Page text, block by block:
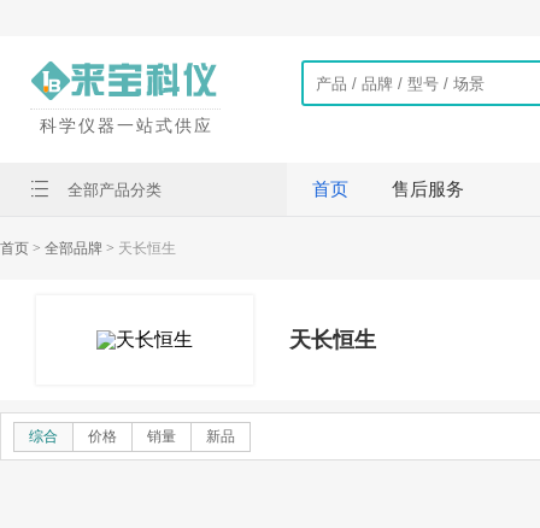
科学仪器一站式供应
全部产品分类 首页 售后服务
首页 > 全部品牌 > 天长恒生
天长恒生
综合 价格 销量 新品